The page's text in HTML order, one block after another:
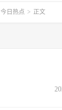
今日热点 > 正文